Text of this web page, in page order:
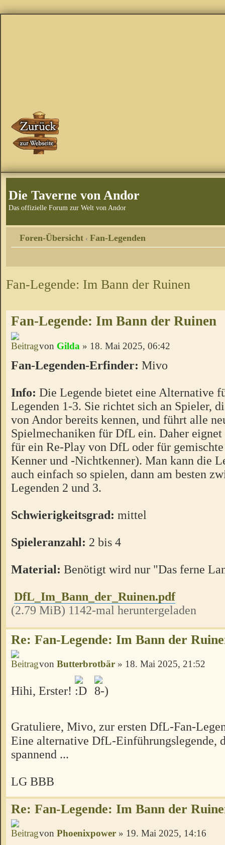
Die Taverne von Andor
Das offizielle Forum zur Welt von Andor
Foren-Übersicht ‹ Fan-Legenden
Fan-Legende: Im Bann der Ruinen
Fan-Legende: Im Bann der Ruinen
von Gilda » 18. Mai 2025, 06:42
Fan-Legenden-Erfinder: Mivo
Info: Die Legende bietet eine Alternative
Legenden 1-3. Sie richtet sich an Spieler,
von Andor bereits kennen, und führt alle
Spielmechaniken für DfL ein. Daher eignet
für ein Re-Play von DfL oder für
Kenner und -Nichtkenner). Man kann die
auch einfach so spielen, dann am besten
Legenden 2 und 3.
Schwierigkeitsgrad: mittel
Spieleranzahl: 2 bis 4
Material: Benötigt wird nur "Das ferne
DfL_Im_Bann_der_Ruinen.pdf
(2.79 MiB) 1142-mal heruntergeladen
Re: Fan-Legende: Im Bann der
von Butterbrotbär » 18. Mai 2025, 21:52
Hihi, Erster!
Gratuliere, Mivo, zur ersten DfL-Fan-
Eine alternative DfL-Einführungslegende,
spannend ...
LG BBB
Re: Fan-Legende: Im Bann der
von Phoenixpower » 19. Mai 2025, 14:16